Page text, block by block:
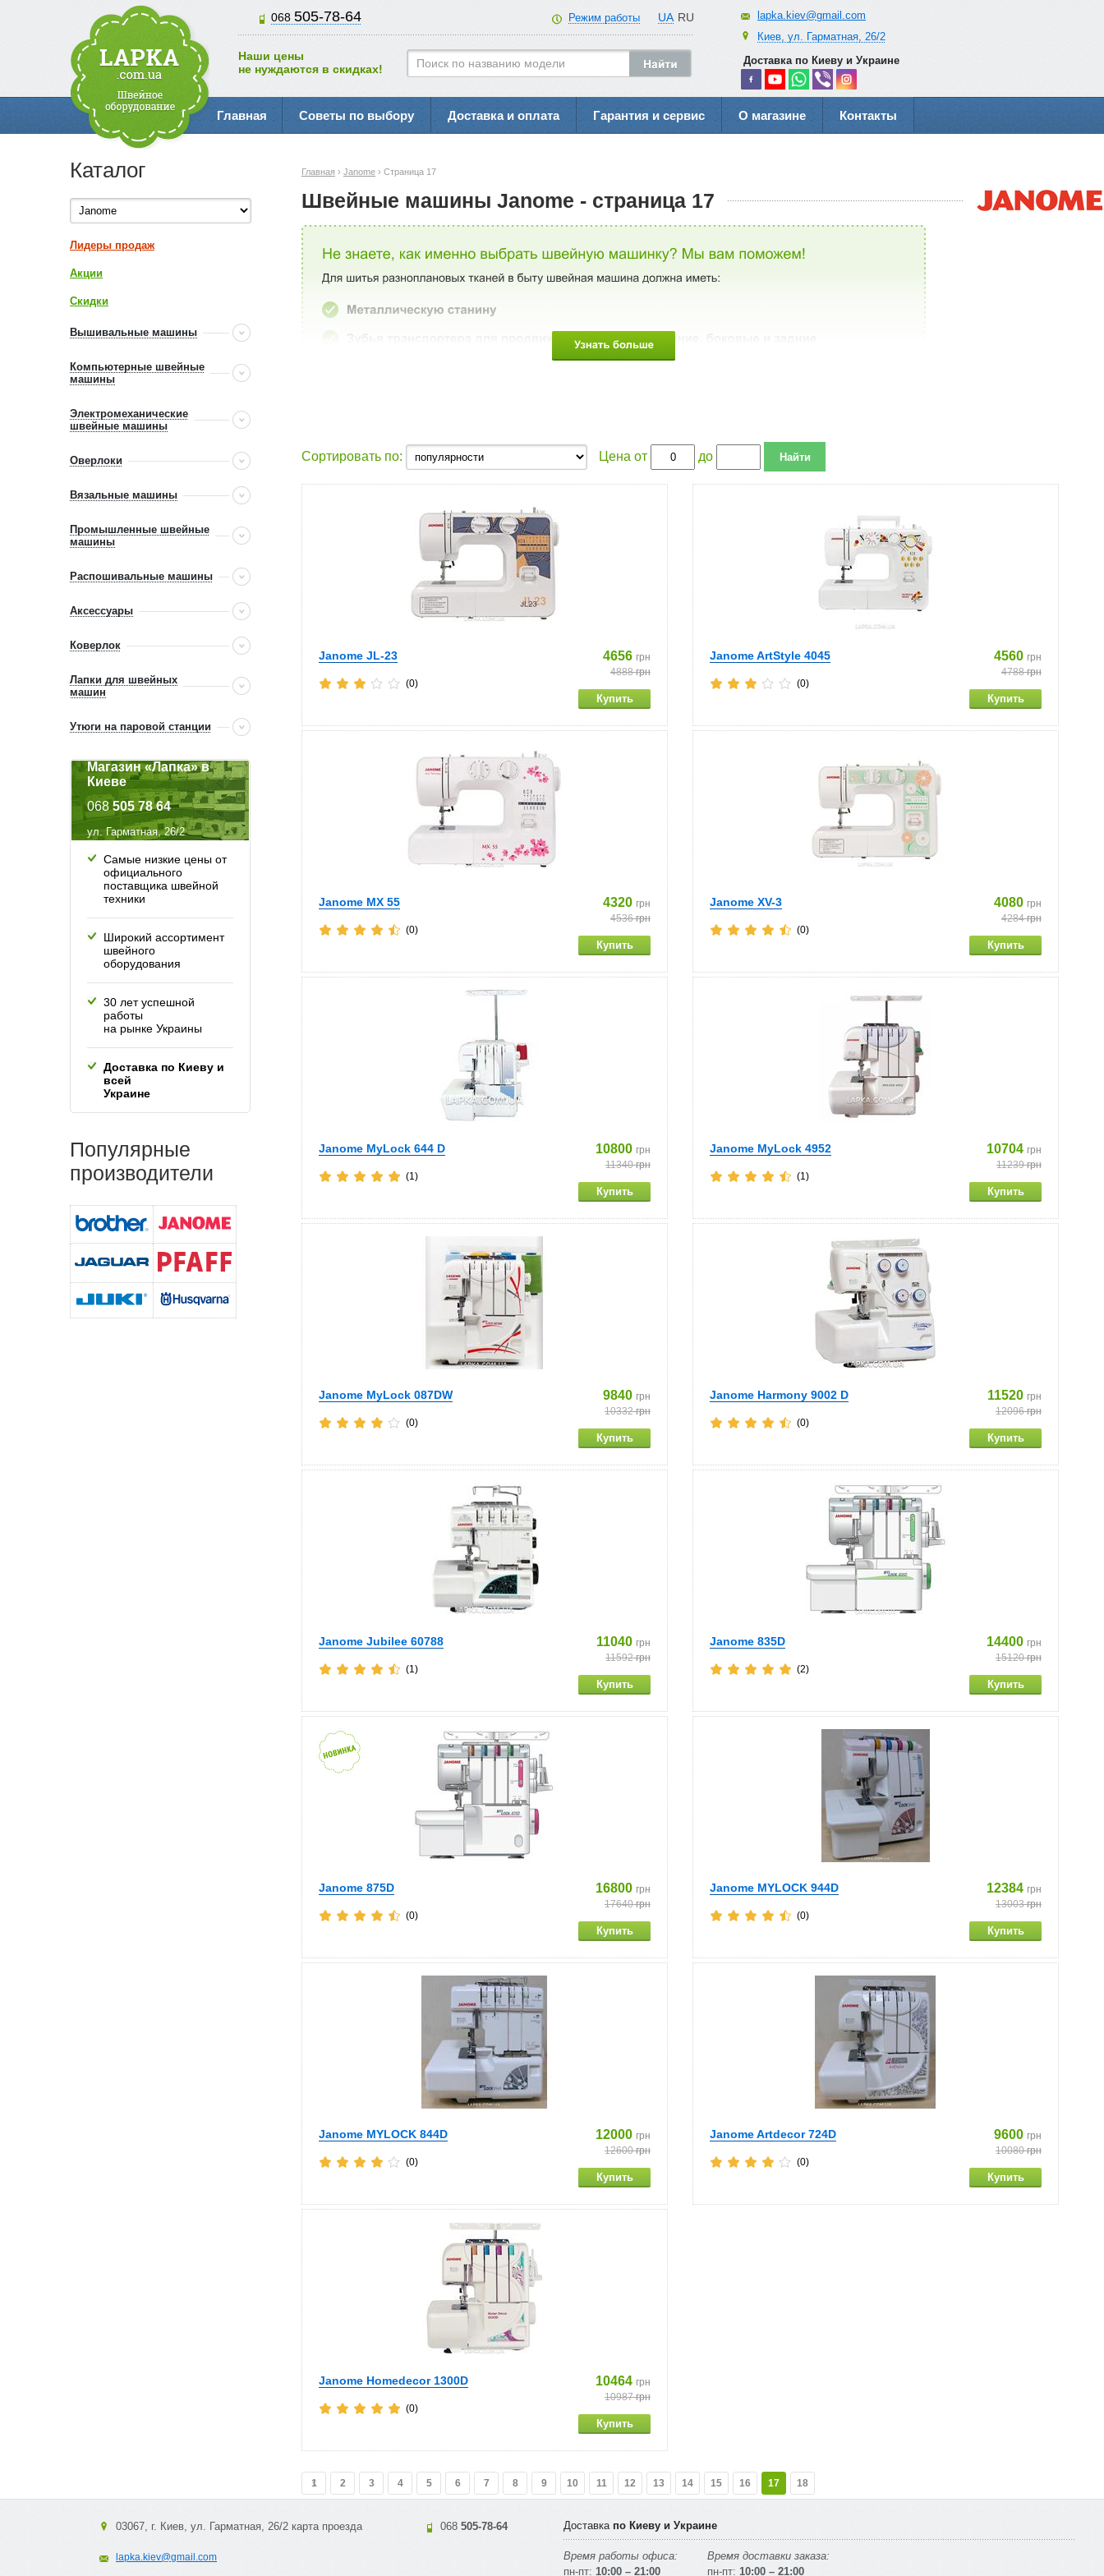
068 505-78-64 UA RU
Режим работы
Наши цены
не нуждаются в скидках!
lapka.kiev@gmail.com
Киев, ул. Гарматная, 26/2
Доставка по Киеву и Украине
Главная Советы по выбору Доставка и оплата Гарантия и сервис О магазине Контакты
Главная › Janome › Страница 17
Швейные машины Janome - страница 17
Сортировать по: Цена от до
Janome JL-23 4656 грн
4888грн
(0)
Janome ArtStyle 4045 4560 грн
4788грн
(0)
Janome MX 55 4320 грн
4536грн
(0)
Janome XV-3 4080 грн
4284грн
(0)
Janome MyLock 644 D 10800 грн
11340грн
(1)
Janome MyLock 4952 10704 грн
11239грн
(1)
Janome MyLock 087DW 9840 грн
10332грн
(0)
Janome Harmony 9002 D 11520 грн
12096грн
(0)
Janome Jubilee 60788 11040 грн
11592грн
(1)
Janome 835D 14400 грн
15120грн
(2)
Janome 875D 16800 грн
17640грн
(0)
Janome MYLOCK 944D 12384 грн
13003грн
(0)
Janome MYLOCK 844D 12000 грн
12600грн
(0)
Janome Artdecor 724D 9600 грн
10080грн
(0)
Janome Homedecor 1300D 10464 грн
10987грн
(0)
1 2 3 4 5 6 7 8 9 10 11 12 13 14 15 16 17 18
Каталог
Лидеры продаж
Акции
Скидки
Вышивальные машины
Компьютерные швейные
машины
Электромеханические
швейные машины
Оверлоки
Вязальные машины
Промышленные швейные
машины
Распошивальные машины
Аксессуары
Коверлок
Лапки для швейных
машин
Утюги на паровой станции
Магазин «Лапка» в
Киеве
068 505 78 64
ул. Гарматная, 26/2
Самые низкие цены от
официального
поставщика швейной
техники
Широкий ассортимент
швейного
оборудования
30 лет успешной
работы
на рынке Украины
Доставка по Киеву и
всей
Украине
Популярные
производители
03067, г. Киев, ул. Гарматная, 26/2 карта проезда
lapka.kiev@gmail.com
068 505-78-64 Доставка по Киеву и Украине
Время работы офиса:
пн-пт: 10:00 – 21:00
Время доставки заказа:
пн-пт: 10:00 – 21:00